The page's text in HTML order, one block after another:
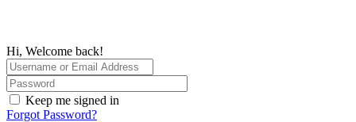
Hi, Welcome back!
Keep me signed in
Forgot Password?